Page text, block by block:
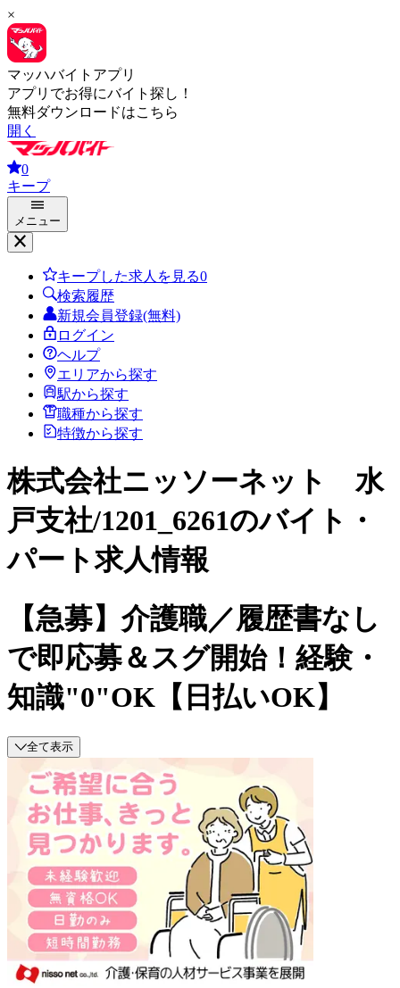
×
マッハバイトアプリ
アプリでお得にバイト探し！
無料ダウンロードはこちら
開く
0
キープ
メニュー
キープした求人を見る0
検索履歴
新規会員登録(無料)
ログイン
ヘルプ
エリアから探す
駅から探す
職種から探す
特徴から探す
株式会社ニッソーネット 水
戸支社/1201_6261のバイト・
パート求人情報
【急募】介護職／履歴書なし
で即応募＆スグ開始！経験・
知識"0"OK【日払いOK】
全て表示